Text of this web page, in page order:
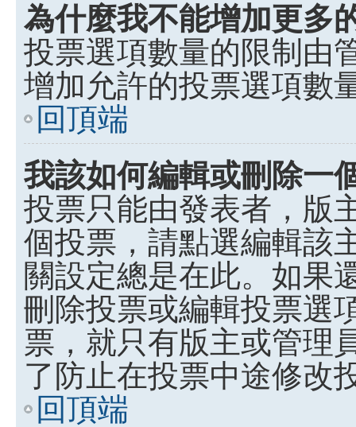
為什麼我不能增加更多
投票選項數量的限制由
增加允許的投票選項數
回頂端
我該如何編輯或刪除一
投票只能由發表者，版
個投票，請點選編輯該
關設定總是在此。如果
刪除投票或編輯投票選
票，就只有版主或管理
了防止在投票中途修改
回頂端